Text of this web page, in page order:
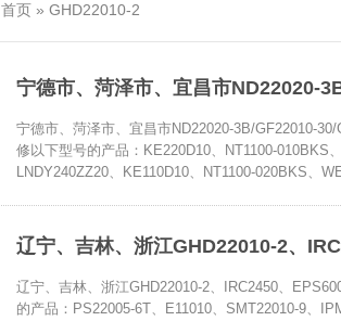
首页 » GHD22010-2
宁德市、菏泽市、宜昌市ND22020-
宁德市、菏泽市、宜昌市ND22020-3B/GF22010-
修以下型号的产品：KE220D10、NT1100-010BKS
LNDY240ZZ20、KE110D10、NT1100-020BKS、
辽宁、吉林、浙江GHD22010-2、
辽宁、吉林、浙江GHD22010-2、IRC2450、
的产品：PS22005-6T、E11010、SMT22010-9、